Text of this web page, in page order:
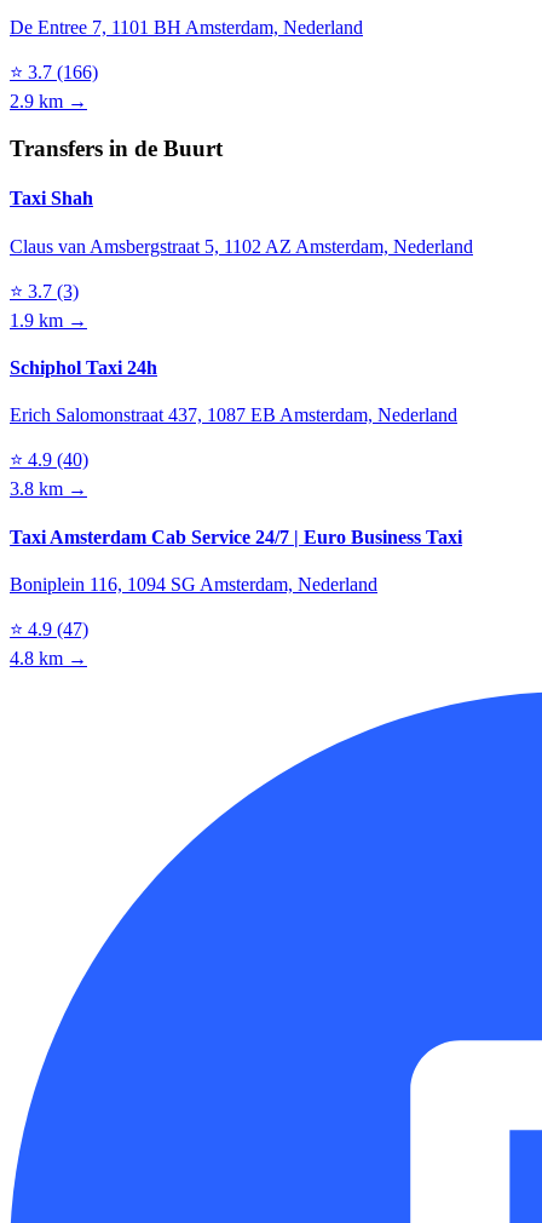
De Entree 7, 1101 BH Amsterdam, Nederland
⭐ 3.7 (166)
2.9 km →
Transfers in de Buurt
Taxi Shah
Claus van Amsbergstraat 5, 1102 AZ Amsterdam, Nederland
⭐ 3.7 (3)
1.9 km →
Schiphol Taxi 24h
Erich Salomonstraat 437, 1087 EB Amsterdam, Nederland
⭐ 4.9 (40)
3.8 km →
Taxi Amsterdam Cab Service 24/7 | Euro Business Taxi
Boniplein 116, 1094 SG Amsterdam, Nederland
⭐ 4.9 (47)
4.8 km →